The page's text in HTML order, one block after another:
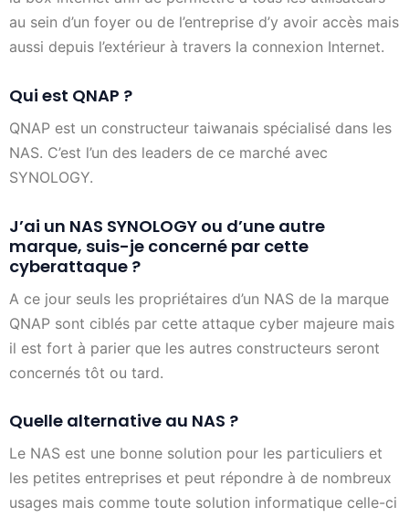
au sein d’un foyer ou de l’entreprise d’y avoir accès mais
aussi depuis l’extérieur à travers la connexion Internet.
Qui est QNAP ?
QNAP est un constructeur taiwanais spécialisé dans les
NAS. C’est l’un des leaders de ce marché avec
SYNOLOGY.
J’ai un NAS SYNOLOGY ou d’une autre
marque, suis-je concerné par cette
cyberattaque ?
A ce jour seuls les propriétaires d’un NAS de la marque
QNAP sont ciblés par cette attaque cyber majeure mais
il est fort à parier que les autres constructeurs seront
concernés tôt ou tard.
Quelle alternative au NAS ?
Le NAS est une bonne solution pour les particuliers et
les petites entreprises et peut répondre à de nombreux
usages mais comme toute solution informatique celle-ci